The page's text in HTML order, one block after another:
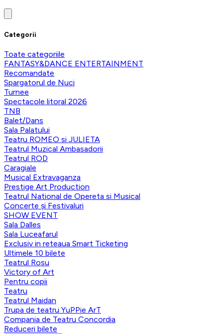
Categorii
Toate categoriile
FANTASY&DANCE ENTERTAINMENT
Recomandate
Spargatorul de Nuci
Turnee
Spectacole litoral 2026
TNB
Balet/Dans
Sala Palatului
Teatru ROMEO si JULIETA
Teatrul Muzical Ambasadorii
Teatrul ROD
Caragiale
Musical Extravaganza
Prestige Art Production
Teatrul National de Opereta si Musical
Concerte și Festivaluri
SHOW EVENT
Sala Dalles
Sala Luceafarul
Exclusiv in reteaua Smart Ticketing
Ultimele 10 bilete
Teatrul Rosu
Victory of Art
Pentru copii
Teatru
Teatrul Maidan
Trupa de teatru YuPPie ArT
Compania de Teatru Concordia
Reduceri bilete